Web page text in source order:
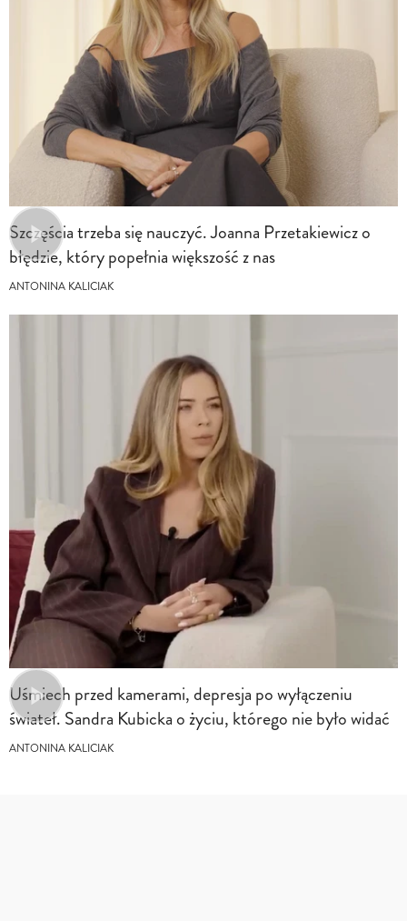
Szczęścia trzeba się nauczyć. Joanna Przetakiewicz o
błędzie, który popełnia większość z nas
ANTONINA KALICIAK
Uśmiech przed kamerami, depresja po wyłączeniu
świateł. Sandra Kubicka o życiu, którego nie było widać
ANTONINA KALICIAK